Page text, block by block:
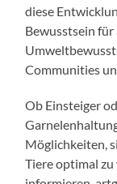
diese
Bewusstsein
Communities
Ob Einsteiger
Möglichkeiten,
Tiere optimal zu